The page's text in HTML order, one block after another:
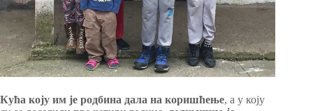
Кућа коју им је родбина дала на коришћење, а у коју